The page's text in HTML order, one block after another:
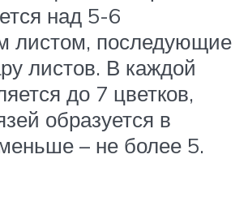
над 5-6
листом, последующие
листов. В каждой
до 7 цветков,
образуется в
– не более 5.